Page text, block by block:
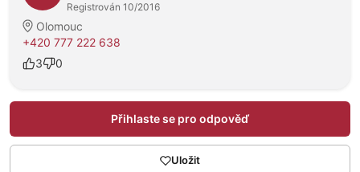
Registrován 10/2016
Olomouc
+420 777 222 638
3
0
Přihlaste se pro odpověď
Uložit